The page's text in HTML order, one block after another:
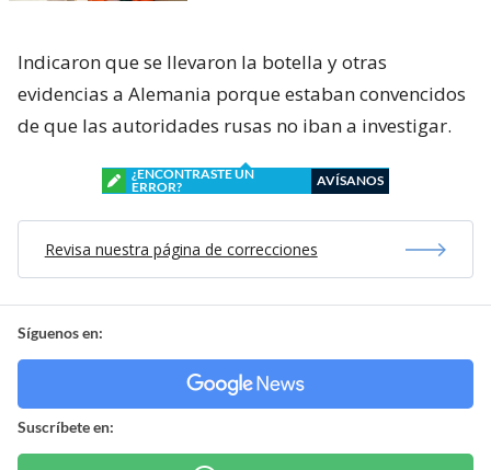
Indicaron que se llevaron la botella y otras
evidencias a Alemania porque estaban convencidos
de que las autoridades rusas no iban a investigar.
¿ENCONTRASTE UN
ERROR?
AVÍSANOS
Revisa nuestra página de correcciones
Síguenos en:
Suscríbete en: